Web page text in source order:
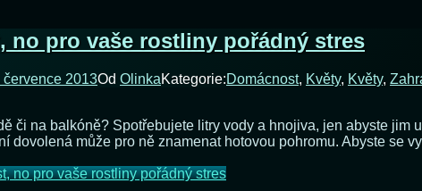
no pro vaše rostliny pořádný stres
července 2013Od OlinkaKategorie:Domácnost, Květy, Květy,
či na balkóně? Spotřebujete litry vody a hnojiva, jen abyste
dovolená může pro ně znamenat hotovou pohromu. Abyste se
no pro vaše rostliny pořádný stres